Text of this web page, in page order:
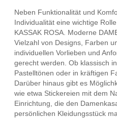
Neben Funktionalität und
Individualität eine wichtige
KASSAK ROSA. Moderne
Vielzahl von Designs, Farben
individuellen Vorlieben und
gerecht werden. Ob klassisch
Pastelltönen oder in kräftigen
Darüber hinaus gibt es
wie etwa Stickereien mit dem
Einrichtung, die den
persönlichen Kleidungsstück